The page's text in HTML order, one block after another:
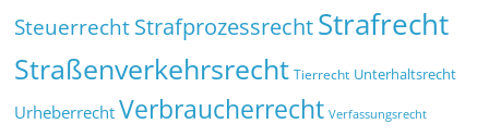
SteuerrechtStrafprozessrechtStrafrecht
Straßenverkehrsrecht Tierrecht Unterhaltsrecht
Urheberrecht Verbraucherrecht Verfassungsrecht